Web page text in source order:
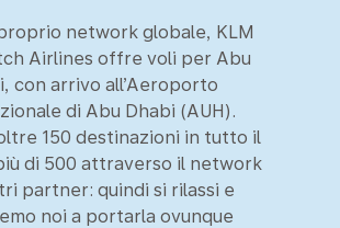
network globale, KLM
Airlines offre voli per Abu
con arrivo all’Aeroporto
di Abu Dhabi (AUH).
150 destinazioni in tutto il
di 500 attraverso il network
partner: quindi si rilassi e
noi a portarla ovunque